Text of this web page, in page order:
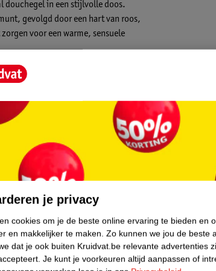
douchegel in een stijlvolle doos.
gevolgd door een hart van roos,
voor een warme, sensuele
je privacy
cookies om je de beste online ervaring te bieden en
en makkelijker te maken. Zo kunnen we jou de beste
dat je ook buiten Kruidvat.be relevante advertenties
Je kunt je voorkeuren altijd aanpassen of